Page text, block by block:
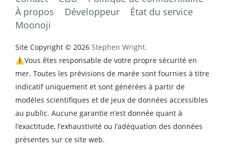
À propos
Développeur
État du service
Moonoji
Site Copyright © 2026 Stephen Wright.
⚠️Vous êtes responsable de votre propre sécurité en
mer. Toutes les prévisions de marée sont fournies à titre
indicatif uniquement et sont générées à partir de
modèles scientifiques et de jeux de données accessibles
au public. Aucune garantie n’est donnée quant à
l’exactitude, l’exhaustivité ou l’adéquation des données
présentes sur ce site web.